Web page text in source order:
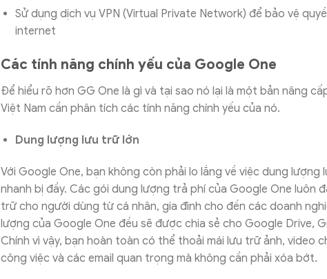
Sử dụng dịch vụ VPN (Virtual Private Network) để bảo vệ
internet
Các tính năng chính yếu của Google One
Để hiểu rõ hơn GG One là gì và tại sao nó lại là một bản nâng
Việt Nam cần phân tích các tính năng chính yếu của nó.
Dung lượng lưu trữ lớn
Với Google One, bạn không còn phải lo lắng về việc dung lượng
nhanh bị đầy. Các gói dung lượng trả phí của Google One luôn
trữ cho người dùng từ cá nhân, gia đình cho đến các doanh
lượng của Google One đều sẽ được chia sẻ cho Google Drive,
Chính vì vậy, bạn hoàn toàn có thể thoải mái lưu trữ ảnh, video
công việc và các email quan trọng mà không cần phải xóa bớt.